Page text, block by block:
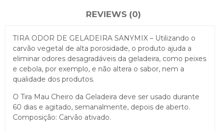
REVIEWS (0)
TIRA ODOR DE GELADEIRA SANYMIX – Utilizando o
carvão vegetal de alta porosidade, o produto ajuda a
eliminar odores desagradáveis da geladeira, como peixes
e cebola, por exemplo, e não altera o sabor, nem a
qualidade dos produtos.
O Tira Mau Cheiro da Geladeira deve ser usado durante
60 dias e agitado, semanalmente, depois de aberto.
Composição: Carvão ativado.